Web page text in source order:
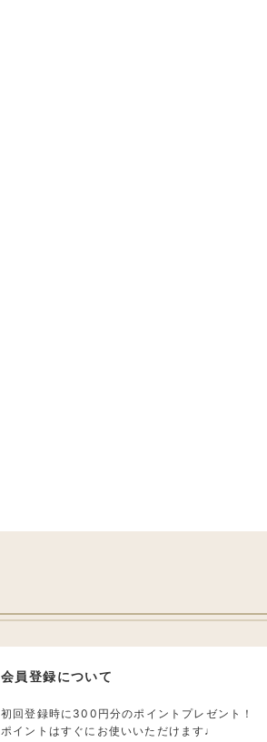
会員登録について
初回登録時に300円分のポイントプレゼント！
ポイントはすぐにお使いいただけます♩